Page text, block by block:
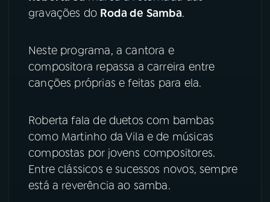
YouTube
Instagram X
TikTok
gravações do Roda de Samba.
Neste programa, a cantora e
compositora repassa a carreira entre
canções próprias e feitas para ela.
Roberta fala de duetos com bambas
como Martinho da Vila e de músicas
compostas por jovens compositores.
Entre clássicos e sucessos novos, sempre
está a reverência ao samba.